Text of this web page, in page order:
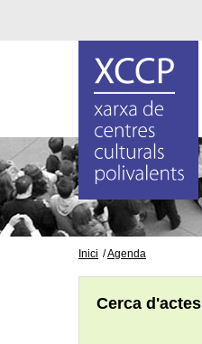
Inici Agenda
Cerca d'actes